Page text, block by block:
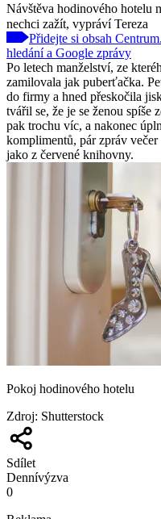
Návštěva hodinového hotelu
nechci zažít, vypráví Tereza
Přidejte si obsah
hledání a Google zprávy
Po letech manželství, ze
zamilovala jak puberťačka.
do firmy a hned přeskočila
tvářil se, že je se ženou spíše
pak trochu víc, a nakonec
komplimentů, pár zpráv
jako z červené knihovny.
Pokoj hodinového hotelu
Zdroj: Shutterstock
Sdílet
Dennívýzva
0